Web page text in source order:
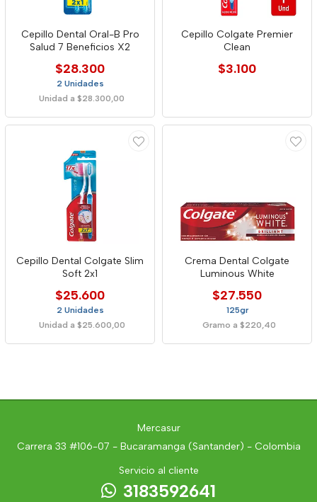
Cepillo Dental Oral-B Pro
Salud 7 Beneficios X2
$28.300
2 Unidades
Unidad a $28.300,00
Cepillo Colgate Premier
Clean
$3.100
Cepillo Dental Colgate Slim
Soft 2x1
$25.600
2 Unidades
Unidad a $25.600,00
Crema Dental Colgate
Luminous White
$27.550
125gr
Gramo a $220,40
Mercasur
Carrera 33 #106-07 - Bucaramanga (Santander) - Colombia
Servicio al cliente
3183592641